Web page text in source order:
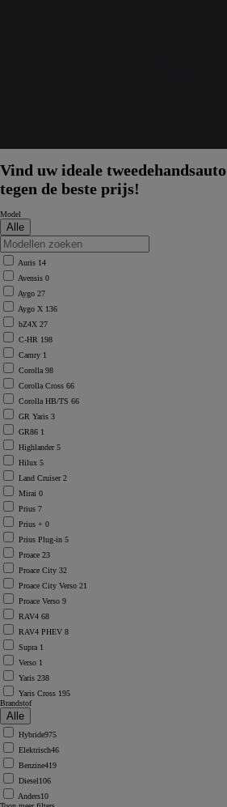
Vind uw ideale tweedehandsauto
tegen de beste prijs!
Model
Auris 14
Avensis 0
Aygo 27
Aygo X 136
bZ4X 27
C-HR 198
Camry 1
Corolla 98
Corolla Cross 66
Corolla HB/TS 66
GR Yaris 3
GR86 1
Highlander5
Hilux 5
Land Cruiser2
Mirai 0
Prius 7
Prius + 0
Prius Plug-in 5
Proace 23
Proace City 32
Proace City Verso 21
Proace Verso 9
RAV4 68
RAV4 PHEV 8
Supra 1
Verso 1
Yaris 238
Yaris Cross 195
Brandstof
Hybride975
Elektrisch46
Benzine419
Diesel106
Anders10